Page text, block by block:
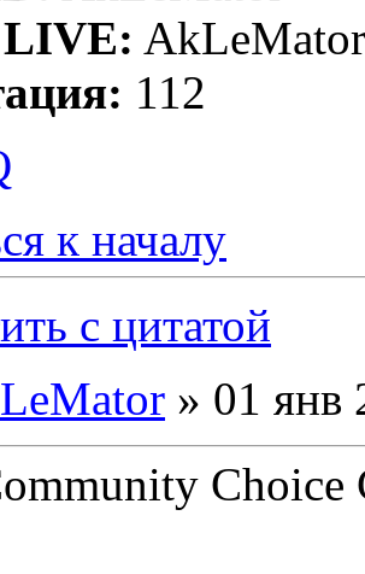
112
к началу
с цитатой
» 01 янв
Choice